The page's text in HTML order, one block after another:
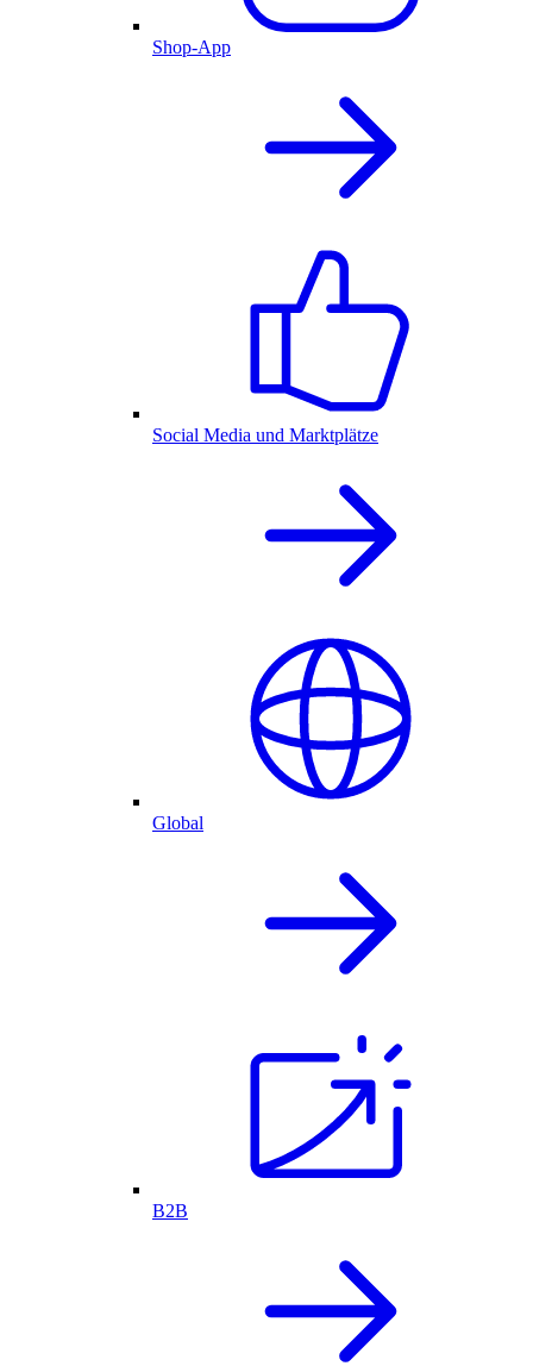
Shop-App
Social Media und Marktplätze
Global
B2B